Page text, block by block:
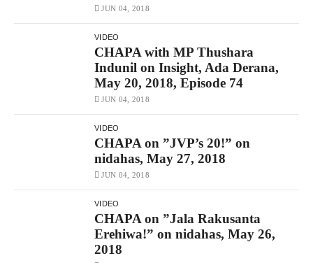
JUN 04, 2018
VIDEO
CHAPA with MP Thushara
Indunil on Insight, Ada Derana,
May 20, 2018, Episode 74
JUN 04, 2018
VIDEO
CHAPA on ”JVP’s 20!” on
nidahas, May 27, 2018
JUN 04, 2018
VIDEO
CHAPA on ”Jala Rakusanta
Erehiwa!” on nidahas, May 26,
2018